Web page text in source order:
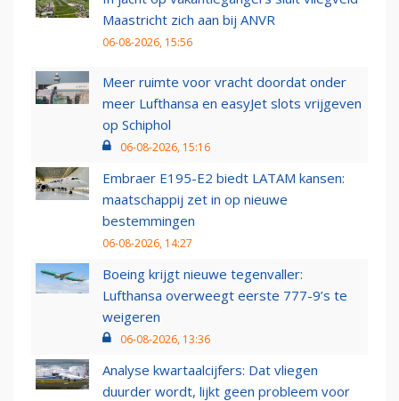
Maastricht zich aan bij ANVR
06-08-2026, 15:56
Meer ruimte voor vracht doordat onder
meer Lufthansa en easyJet slots vrijgeven
op Schiphol
06-08-2026, 15:16
Embraer E195-E2 biedt LATAM kansen:
maatschappij zet in op nieuwe
bestemmingen
06-08-2026, 14:27
Boeing krijgt nieuwe tegenvaller:
Lufthansa overweegt eerste 777-9’s te
weigeren
06-08-2026, 13:36
Analyse kwartaalcijfers: Dat vliegen
duurder wordt, lijkt geen probleem voor